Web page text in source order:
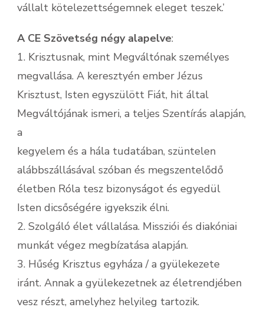
vállalt kötelezettségemnek eleget teszek.’
A CE Szövetség négy alapelve:
1. Krisztusnak, mint Megváltónak személyes
megvallása. A keresztyén ember Jézus
Krisztust, Isten egyszülött Fiát, hit által
Megváltójának ismeri, a teljes Szentírás alapján,
a
kegyelem és a hála tudatában, szüntelen
alábbszállásával szóban és megszentelődő
életben Róla tesz bizonyságot és egyedül
Isten dicsőségére igyekszik élni.
2. Szolgáló élet vállalása. Missziói és diakóniai
munkát végez megbízatása alapján.
3. Hűség Krisztus egyháza / a gyülekezete
iránt. Annak a gyülekezetnek az életrendjében
vesz részt, amelyhez helyileg tartozik.